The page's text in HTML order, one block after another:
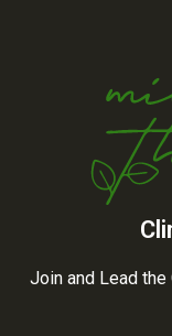
Join and Lead